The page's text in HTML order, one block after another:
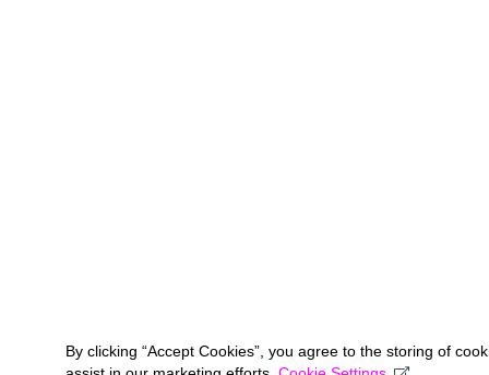
By clicking “Accept Cookies”, you agree to the storing of